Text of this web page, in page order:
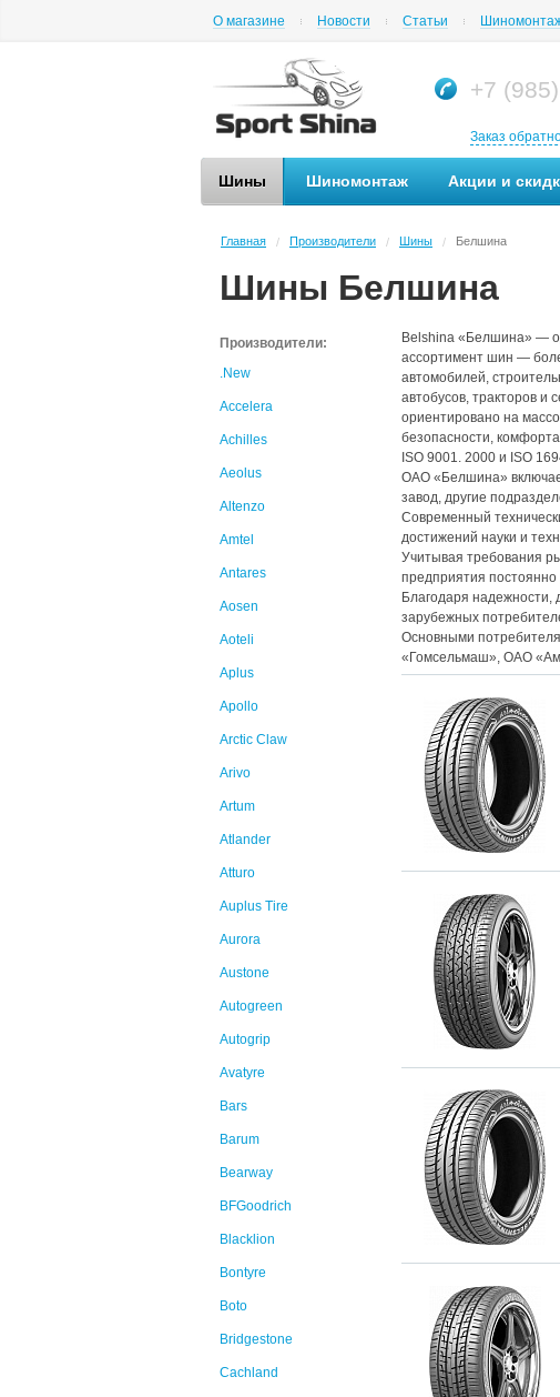
О магазине Новости Статьи
+7 (985)
Заказ
Шины Шиномонтаж Акции и
Главная / Производители / Шины / Белшина
Шины Белшина
Производители:
.New
Accelera
Achilles
Aeolus
Altenzo
Amtel
Antares
Aosen
Aoteli
Aplus
Apollo
Arctic Claw
Arivo
Artum
Atlander
Atturo
Auplus Tire
Aurora
Austone
Autogreen
Autogrip
Avatyre
Bars
Barum
Bearway
BFGoodrich
Blacklion
Bontyre
Boto
Bridgestone
Cachland
Belshina «Белшина» —
ассортимент шин —
автомобилей,
автобусов, тракторов и
ориентировано на
безопасности,
ISO 9001. 2000 и ISO
ОАО «Белшина»
завод, другие
Современный
достижений науки и
Учитывая требования
предприятия
Благодаря надежности,
зарубежных
Основными
«Гомсельмаш», ОАО